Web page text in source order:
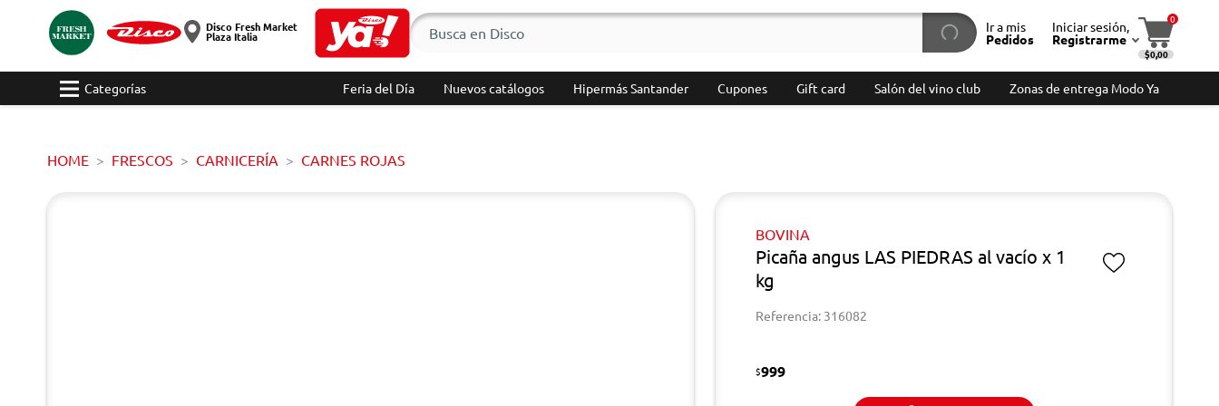
Disco Fresh Market
Plaza Italia
Ir a mis
Pedidos
Iniciar sesión,
Registrarme
0
$0,00
Categorías Feria del Día Nuevos catálogos Hipermás Santander Cupones Gift card Salón del vino club Zonas de entrega Modo Ya
HOME FRESCOS CARNICERÍA CARNES ROJAS
BOVINA
Picaña angus LAS PIEDRAS al vacío x 1
kg
Referencia: 316082
$999